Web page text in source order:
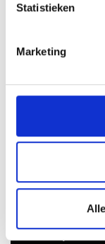
Statistieken
Marketing
Tips van de
Je kan het
velletje een